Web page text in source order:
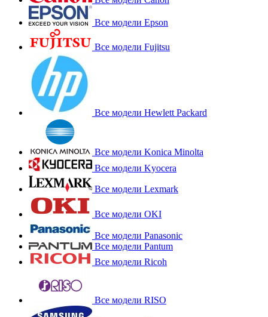
Все модели Epson
Все модели Fujitsu
Все модели Hewlett Packard
Все модели Konica Minolta
Все модели Kyocera
Все модели Lexmark
Все модели OKI
Все модели Panasonic
Все модели Pantum
Все модели Ricoh
Все модели RISO